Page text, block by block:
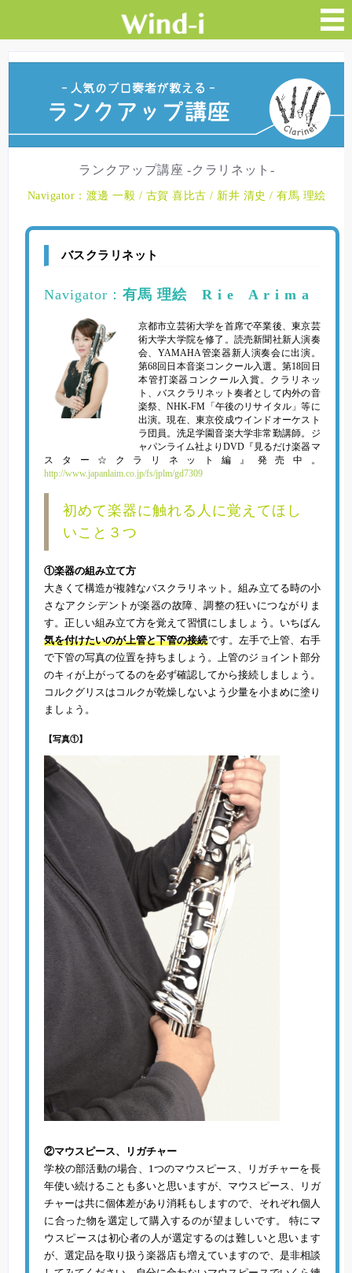
ランクアップ講座 -クラリネット-
Navigator：渡邊 一毅 / 古賀 喜比古 / 新井 清史 / 有馬 理絵
バスクラリネット
Navigator：有馬 理絵 R i e A r i m a
京都市立芸術大学を首席で卒業後、東京芸
術大学大学院を修了。読売新聞社新人演奏
会、YAMAHA管楽器新人演奏会に出演。
第68回日本音楽コンクール入選。第18回日
本管打楽器コンクール入賞。クラリネッ
ト、バスクラリネット奏者として内外の音
楽祭、NHK-FM「午後のリサイタル」等に
出演。現在、東京佼成ウインドオーケスト
ラ団員。洗足学園音楽大学非常勤講師。ジ
ャパンライム社よりDVD『見るだけ楽器マ
スター☆クラリネット編』発売中。
http://www.japanlaim.co.jp/fs/jplm/gd7309
初めて楽器に触れる人に覚えてほし
いこと３つ
①楽器の組み立て方
大きくて構造が複雑なバスクラリネット。組み立てる時の小
さなアクシデントが楽器の故障、調整の狂いにつながりま
す。正しい組み立て方を覚えて習慣にしましょう。いちばん
気を付けたいのが上管と下管の接続です。左手で上管、右手
で下管の写真の位置を持ちましょう。上管のジョイント部分
のキィが上がってるのを必ず確認してから接続しましょう。
コルクグリスはコルクが乾燥しないよう少量を小まめに塗り
ましょう。
【写真①】
②マウスピース、リガチャー
学校の部活動の場合、1つのマウスピース、リガチャーを長
年使い続けることも多いと思いますが、マウスピース、リガ
チャーは共に個体差があり消耗もしますので、それぞれ個人
に合った物を選定して購入するのが望ましいです。 特にマ
ウスピースは初心者の人が選定するのは難しいと思います
が、選定品を取り扱う楽器店も増えていますので、是非相談